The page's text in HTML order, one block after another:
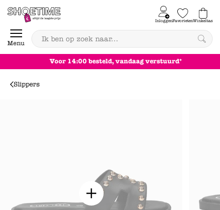
Skip to content
Menu
InloggenFavorietenWinkeltas
0
Voor 14:00 besteld, vandaag verstuurd*
Slippers